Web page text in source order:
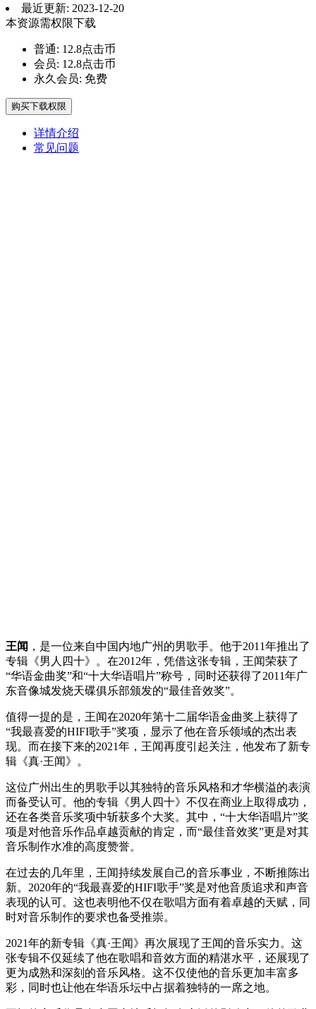
最近更新: 2023-12-20
本资源需权限下载
普通: 12.8点击币
会员: 12.8点击币
永久会员: 免费
购买下载权限
详情介绍
常见问题
王闻 ，是一位来自中国内地广州的男歌手。他于2011年推出了
专辑《男人四十》。在2012年，凭借这张专辑，王闻荣获了
“华语金曲奖”和“十大华语唱片”称号，同时还获得了2011年广
东音像城发烧天碟俱乐部颁发的“最佳音效奖”。
值得一提的是，王闻在2020年第十二届华语金曲奖上获得了
“我最喜爱的HIFI歌手”奖项，显示了他在音乐领域的杰出表
现。而在接下来的2021年，王闻再度引起关注，他发布了新专
辑《真·王闻》。
这位广州出生的男歌手以其独特的音乐风格和才华横溢的表演
而备受认可。他的专辑《男人四十》不仅在商业上取得成功，
还在各类音乐奖项中斩获多个大奖。其中，“十大华语唱片”奖
项是对他音乐作品卓越贡献的肯定，而“最佳音效奖”更是对其
音乐制作水准的高度赞誉。
在过去的几年里，王闻持续发展自己的音乐事业，不断推陈出
新。2020年的“我最喜爱的HIFI歌手”奖是对他音质追求和声音
表现的认可。这也表明他不仅在歌唱方面有着卓越的天赋，同
时对音乐制作的要求也备受推崇。
2021年的新专辑《真·王闻》再次展现了王闻的音乐实力。这
张专辑不仅延续了他在歌唱和音效方面的精湛水平，还展现了
更为成熟和深刻的音乐风格。这不仅使他的音乐更加丰富多
彩，同时也让他在华语乐坛中占据着独特的一席之地。